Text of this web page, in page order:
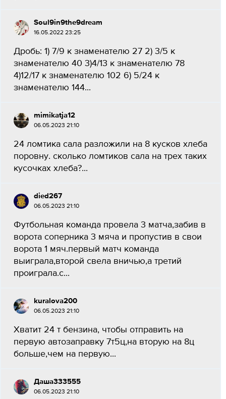
Soul9in9the9dream
16.05.2022 23:25
Дробь: 1) 7/9 к знаменателю 27 2) 3/5 к
знаменателю 40 3)4/13 к знаменателю 78
4)12/17 к знаменателю 102 6) 5/24 к
знаменателю 144...
mimikatja12
06.05.2023 21:10
24 ломтика сала разложили на 8 кусков хлеба
поровну. сколько ломтиков сала на трех таких
кусочках хлеба?...
died267
06.05.2023 21:10
Футбольная команда провела 3 матча,забив в
ворота соперника 3 мяча и пропустив в свои
ворота 1 мяч.первый матч команда
выиграла,второй свела вничью,а третий
проиграла.с...
kuralova200
06.05.2023 21:10
Хватит 24 т бензина, чтобы отправить на
первую автозаправку 7т5ц,на вторую на 8ц
больше,чем на первую...
Даша333555
06.05.2023 21:10